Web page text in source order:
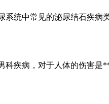
系统中常见的泌尿结石疾
科疾病，对于人体的伤害